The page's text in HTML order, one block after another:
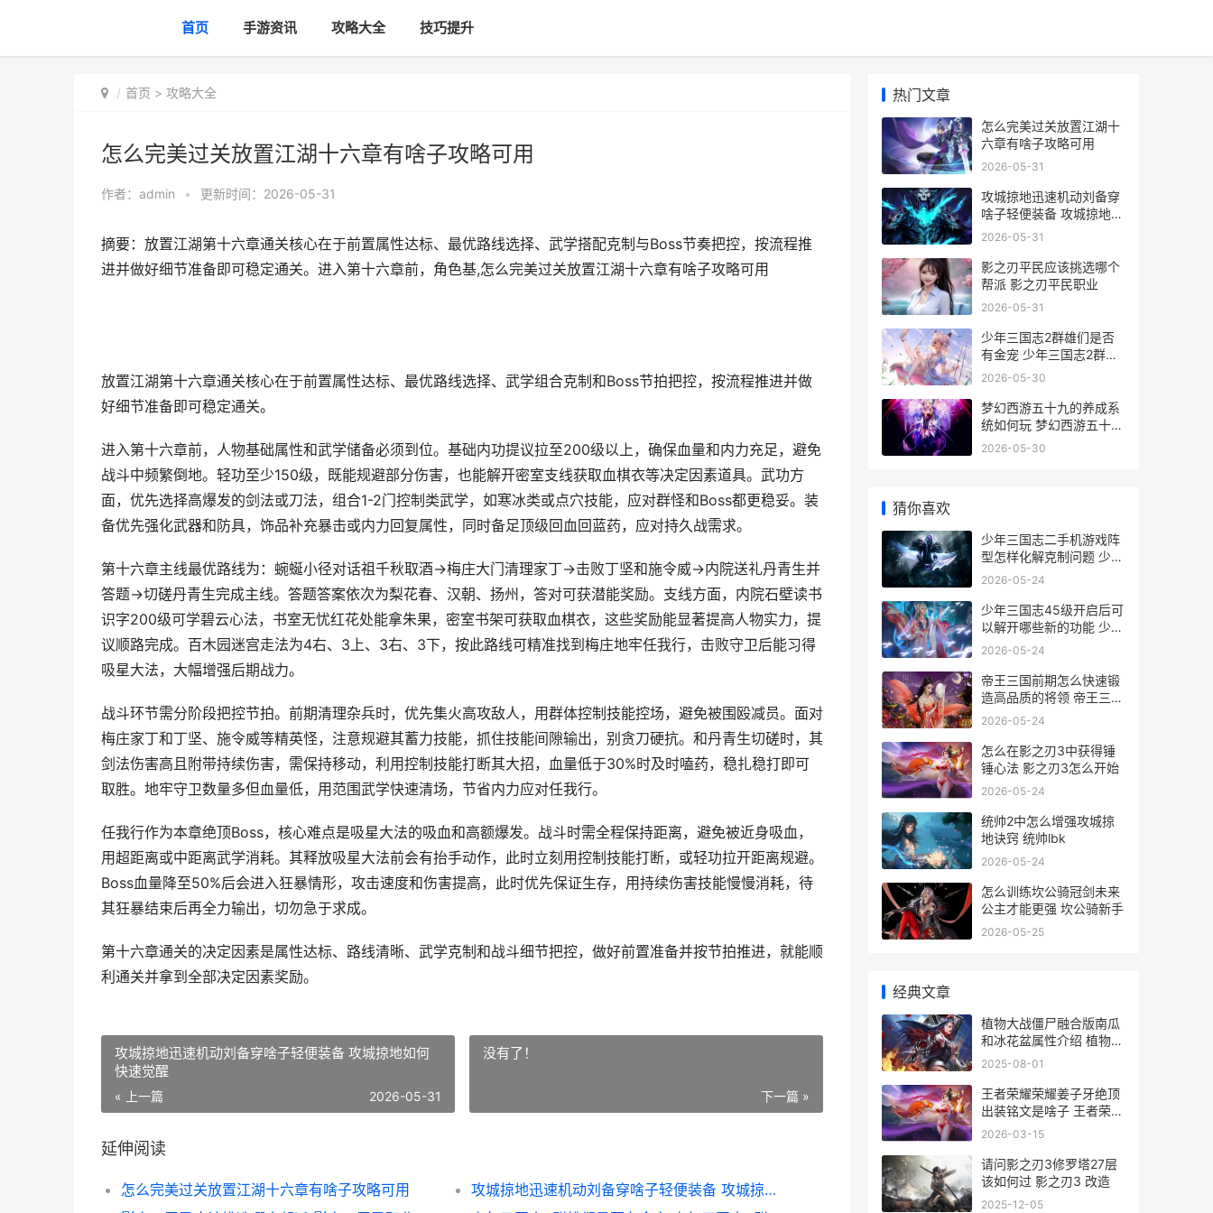
首页 手游资讯 攻略大全 技巧提升
首页 > 攻略大全
怎么完美过关放置江湖十六章有啥子攻略可用
作者： admin • 更新时间：2026-05-31
摘要：放置江湖第十六章通关核心在于前置属性达标、最优路线选择、武学搭配克制与Boss节奏把控，按流程推
进并做好细节准备即可稳定通关。进入第十六章前，角色基,怎么完美过关放置江湖十六章有啥子攻略可用
放置江湖第十六章通关核心在于前置属性达标、最优路线选择、武学组合克制和Boss节拍把控，按流程推进并做
好细节准备即可稳定通关。
进入第十六章前，人物基础属性和武学储备必须到位。基础内功提议拉至200级以上，确保血量和内力充足，避免
战斗中频繁倒地。轻功至少150级，既能规避部分伤害，也能解开密室支线获取血棋衣等决定因素道具。武功方
面，优先选择高爆发的剑法或刀法，组合1-2门控制类武学，如寒冰类或点穴技能，应对群怪和Boss都更稳妥。装
备优先强化武器和防具，饰品补充暴击或内力回复属性，同时备足顶级回血回蓝药，应对持久战需求。
第十六章主线最优路线为：蜿蜒小径对话祖千秋取酒→梅庄大门清理家丁→击败丁坚和施令威→内院送礼丹青生并
答题→切磋丹青生完成主线。答题答案依次为梨花春、汉朝、扬州，答对可获潜能奖励。支线方面，内院石壁读书
识字200级可学碧云心法，书室无忧红花处能拿朱果，密室书架可获取血棋衣，这些奖励能显著提高人物实力，提
议顺路完成。百木园迷宫走法为4右、3上、3右、3下，按此路线可精准找到梅庄地牢任我行，击败守卫后能习得
吸星大法，大幅增强后期战力。
战斗环节需分阶段把控节拍。前期清理杂兵时，优先集火高攻敌人，用群体控制技能控场，避免被围殴减员。面对
梅庄家丁和丁坚、施令威等精英怪，注意规避其蓄力技能，抓住技能间隙输出，别贪刀硬抗。和丹青生切磋时，其
剑法伤害高且附带持续伤害，需保持移动，利用控制技能打断其大招，血量低于30%时及时嗑药，稳扎稳打即可
取胜。地牢守卫数量多但血量低，用范围武学快速清场，节省内力应对任我行。
任我行作为本章绝顶Boss，核心难点是吸星大法的吸血和高额爆发。战斗时需全程保持距离，避免被近身吸血，
用超距离或中距离武学消耗。其释放吸星大法前会有抬手动作，此时立刻用控制技能打断，或轻功拉开距离规避。
Boss血量降至50%后会进入狂暴情形，攻击速度和伤害提高，此时优先保证生存，用持续伤害技能慢慢消耗，待
其狂暴结束后再全力输出，切勿急于求成。
第十六章通关的决定因素是属性达标、路线清晰、武学克制和战斗细节把控，做好前置准备并按节拍推进，就能顺
利通关并拿到全部决定因素奖励。
攻城掠地迅速机动刘备穿啥子轻便装备 攻城掠地如何
快速觉醒
« 上一篇 2026-05-31
没有了！
下一篇 »
延伸阅读
怎么完美过关放置江湖十六章有啥子攻略可用
攻城掠地迅速机动刘备穿啥子轻便装备 攻城掠地如何快速觉醒
热门文章
怎么完美过关放置江湖十
六章有啥子攻略可用
2026-05-31
攻城掠地迅速机动刘备穿
啥子轻便装备 攻城掠地如
何快速觉醒
2026-05-31
影之刃平民应该挑选哪个
帮派 影之刃平民职业
2026-05-31
少年三国志2群雄们是否
有金宠 少年三国志2群雄
阵容
2026-05-30
梦幻西游五十九的养成系
统如何玩 梦幻西游五十九
级的玩家都干什么
2026-05-30
猜你喜欢
少年三国志二手机游戏阵
型怎样化解克制问题 少年
三国志2v8能卖多少钱
2026-05-24
少年三国志45级开启后可
以解开哪些新的功能 少年
三国志45级开启什么功能
2026-05-24
帝王三国前期怎么快速锻
造高品质的将领 帝王三国
平民玩法
2026-05-24
怎么在影之刃3中获得锤
锤心法 影之刃3怎么开始
2026-05-24
统帅2中怎么增强攻城掠
地诀窍 统帅lbk
2026-05-24
怎么训练坎公骑冠剑未来
公主才能更强 坎公骑新手
2026-05-25
经典文章
植物大战僵尸融合版南瓜
和冰花盆属性介绍 植物大
战僵尸融合版2.6.1
2025-08-01
王者荣耀荣耀姜子牙绝顶
出装铭文是啥子 王者荣耀
江
2026-03-15
请问影之刃3修罗塔27层
该如何过 影之刃3 改造
2025-12-05